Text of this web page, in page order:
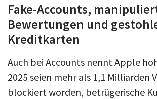
Fake-Accounts,
Bewertungen und
Kreditkarten
Auch bei Accounts nennt Apple
2025 seien mehr als 1,1 Milliarden
blockiert worden, betrügerische